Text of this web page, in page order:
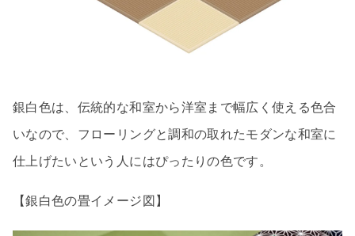
銀白色は、伝統的な和室から洋室まで幅広く使える色合
いなので、フローリングと調和の取れたモダンな和室に
仕上げたいという人にはぴったりの色です。
【銀白色の畳イメージ図】